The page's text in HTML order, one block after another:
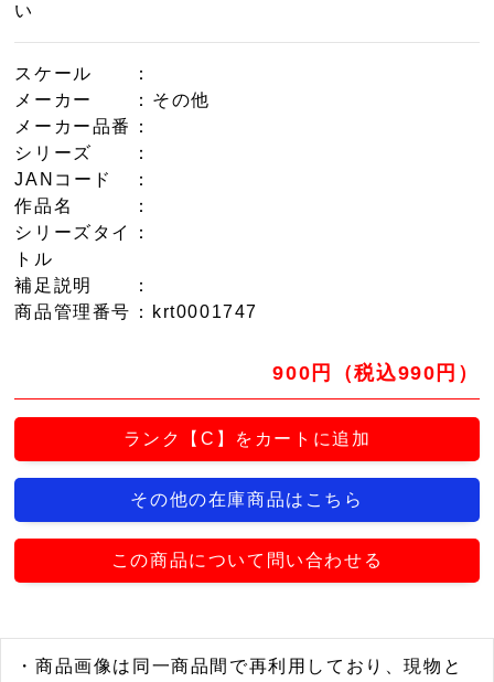
い
スケール
：
メーカー
：その他
メーカー品番
：
シリーズ
：
JANコード
：
作品名
：
シリーズタイ
トル
：
補足説明
：
商品管理番号 ：krt0001747
900円（税込990円）
ランク【C】をカートに追加
その他の在庫商品はこちら
この商品について問い合わせる
・商品画像は同一商品間で再利用しており、現物と